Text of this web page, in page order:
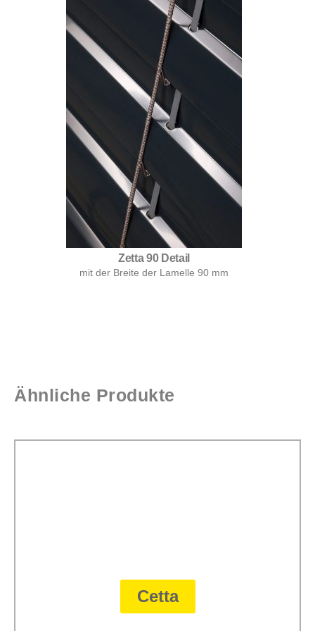
Zetta 90 Detail
mit der Breite der Lamelle 90 mm
Ähnliche Produkte
Cetta